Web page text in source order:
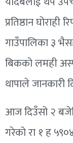
प्रतिष्ठान
गाउँपालिका ३
बिकको लमही
थापाले जानकारी
आज दिउँसो २
गरेको रा १ ह